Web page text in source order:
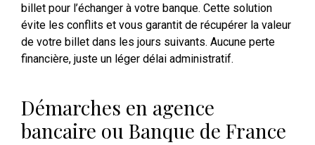
billet pour l’échanger à votre banque. Cette solution
évite les conflits et vous garantit de récupérer la valeur
de votre billet dans les jours suivants. Aucune perte
financière, juste un léger délai administratif.
Démarches en agence
bancaire ou Banque de France